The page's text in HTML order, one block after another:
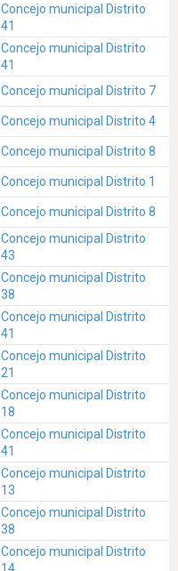
Concejo municipal Distrito
41
Concejo municipal Distrito
41
Concejo municipal Distrito 7
Concejo municipal Distrito 4
Concejo municipal Distrito 8
Concejo municipal Distrito 1
Concejo municipal Distrito 8
Concejo municipal Distrito
43
Concejo municipal Distrito
38
Concejo municipal Distrito
41
Concejo municipal Distrito
21
Concejo municipal Distrito
18
Concejo municipal Distrito
41
Concejo municipal Distrito
13
Concejo municipal Distrito
38
Concejo municipal Distrito